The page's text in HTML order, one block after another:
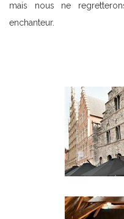
mais nous ne
enchanteur.